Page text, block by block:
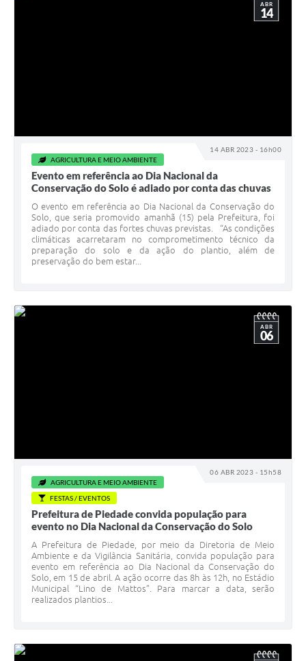
14 ABR 2023 - 16h00
ABR
14
AGRICULTURA E MEIO AMBIENTE
Evento em referência ao Dia Nacional da
Conservação do Solo é adiado por conta das chuvas
O evento em referência ao Dia Nacional da Conservação do
Solo, que seria promovido amanhã (15) pela Prefeitura, foi
adiado por conta das fortes chuvas previstas. “As condições
climáticas acarretaram no comprometimento técnico da
preparação do solo e da ação do plantio, além de
preservação do bem estar...
06 ABR 2023 - 15h58
ABR
06
AGRICULTURA E MEIO AMBIENTE
FESTAS / EVENTOS
Prefeitura de Piedade convida população para
evento no Dia Nacional da Conservação do Solo
A Prefeitura de Piedade, por meio da Diretoria de Meio
Ambiente e da Vigilância Sanitária, convida população para
evento em referência ao Dia Nacional da Conservação do
Solo, em 15 de abril. A ação ocorre das 8h às 12h, no Estádio
Municipal “Lino de Mattos”. Para marcar a data, serão
realizados plantios...